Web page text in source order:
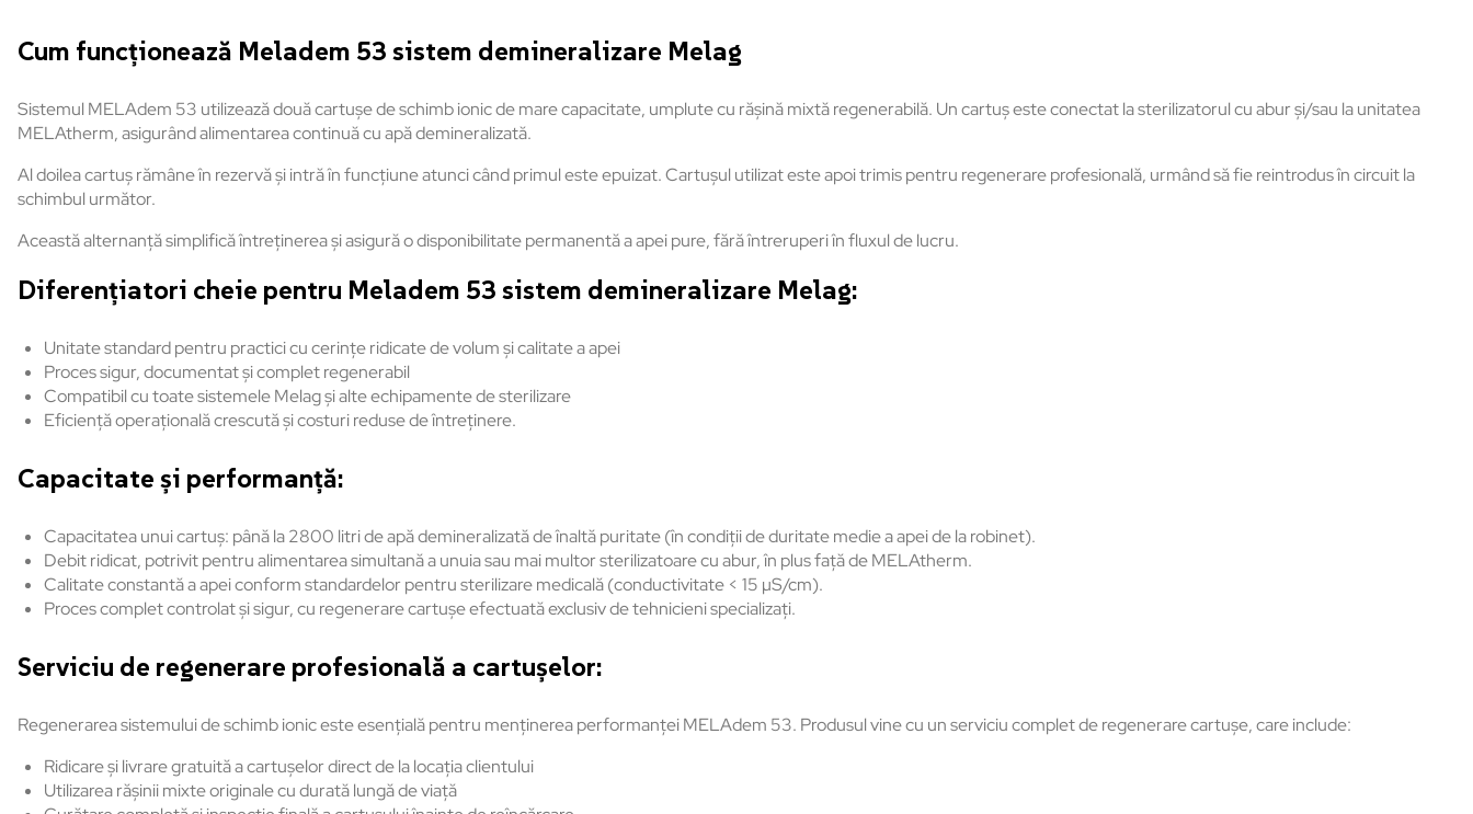
Cum funcționează Meladem 53 sistem demineralizare Melag
Sistemul MELAdem 53 utilizează două cartușe de schimb ionic de mare capacitate, umplute cu rășină mixtă regenerabilă. Un cartuș este conectat la sterilizatorul cu abur și/sau la unitatea
MELAtherm, asigurând alimentarea continuă cu apă demineralizată.
Al doilea cartuș rămâne în rezervă și intră în funcțiune atunci când primul este epuizat. Cartușul utilizat este apoi trimis pentru regenerare profesională, urmând să fie reintrodus în circuit la
schimbul următor.
Această alternanță simplifică întreținerea și asigură o disponibilitate permanentă a apei pure, fără întreruperi în fluxul de lucru.
Diferențiatori cheie pentru Meladem 53 sistem demineralizare Melag:
Unitate standard pentru practici cu cerințe ridicate de volum și calitate a apei
Proces sigur, documentat și complet regenerabil
Compatibil cu toate sistemele Melag și alte echipamente de sterilizare
Eficiență operațională crescută și costuri reduse de întreținere.
Capacitate și performanță:
Capacitatea unui cartuș: până la 2800 litri de apă demineralizată de înaltă puritate (în condiții de duritate medie a apei de la robinet).
Debit ridicat, potrivit pentru alimentarea simultană a unuia sau mai multor sterilizatoare cu abur, în plus față de MELAtherm.
Calitate constantă a apei conform standardelor pentru sterilizare medicală (conductivitate < 15 µS/cm).
Proces complet controlat și sigur, cu regenerare cartușe efectuată exclusiv de tehnicieni specializați.
Serviciu de regenerare profesională a cartușelor:
Regenerarea sistemului de schimb ionic este esențială pentru menținerea performanței MELAdem 53. Produsul vine cu un serviciu complet de regenerare cartușe, care include:
Ridicare și livrare gratuită a cartușelor direct de la locația clientului
Utilizarea rășinii mixte originale cu durată lungă de viață